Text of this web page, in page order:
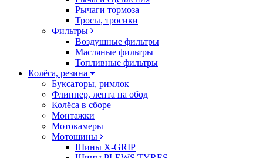
Рычаги тормоза
Тросы, тросики
Фильтры
Воздушные фильтры
Масляные фильтры
Топливные фильтры
Колёса, резина
Буксаторы, римлок
Флиппер, лента на обод
Колёса в сборе
Монтажки
Мотокамеры
Мотошины
Шины X-GRIP